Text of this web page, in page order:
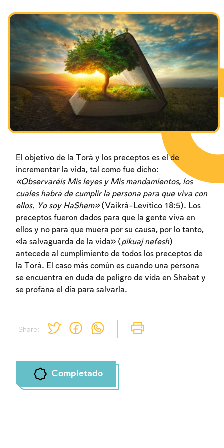
Share:
El objetivo de la Torá y los preceptos es el de
incrementar la vida, tal como fue dicho:
«Observaréis Mis leyes y Mis mandamientos, los
cuales habrá de cumplir la persona para que viva con
ellos. Yo soy HaShem»(Vaikrá-Levítico 18:5). Los
preceptos fueron dados para que la gente viva en
ellos y no para que muera por su causa, por lo tanto,
«la salvaguarda de la vida» (pikuaj nefesh)
antecede al cumplimiento de todos los preceptos de
la Torá. El caso más común es cuando una persona
se encuentra en duda de peligro de vida en Shabat y
se profana el día para salvarla.
Completado
Inscripcion requerida
Para marcar lo estudiado debe conectarse
a su cuenta o inscribirse.
Inscripcion Conectarse